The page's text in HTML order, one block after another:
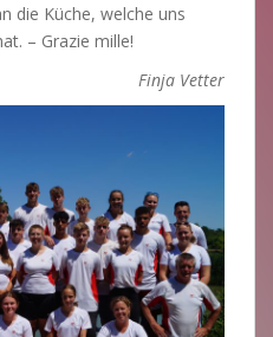
die Küche, welche uns
– Grazie mille!
Finja Vetter